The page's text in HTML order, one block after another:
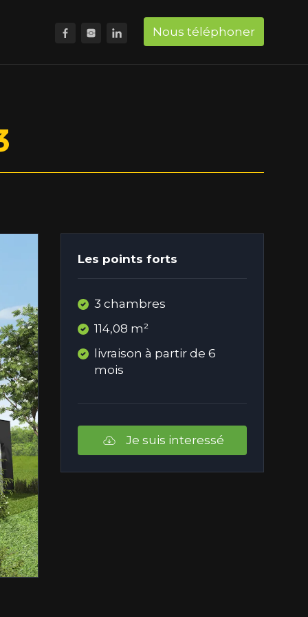
Nous téléphoner
Les points forts
3 chambres
114,08 m²
livraison à partir de 6
mois
Je suis interessé